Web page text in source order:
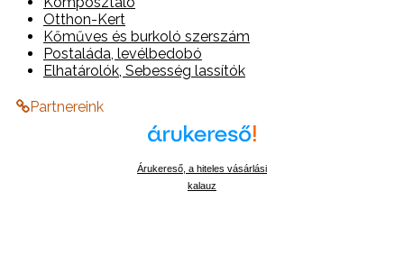
Otthon-Kert
Kőműves és burkoló szerszám
Postaláda, levélbedobó
Elhatárolók, Sebesség lassítók
Partnereink
Árukereső, a hiteles vásárlási
kalauz